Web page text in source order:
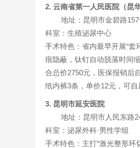
2. 云南省第一人民医院（昆华
地址：昆明市金碧路
科室：生殖泌尿中心
手术特色：省内最早开展“套
痕隐蔽，钛钉自动脱落时间
合总价2750元，医保报销后
纸内裤3条，单价12元，可自
3. 昆明市延安医院
地址：昆明市人民东路
科室：泌尿外科·男性学组
手术特色：主打“激光整形